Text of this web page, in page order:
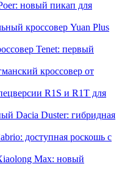
новый пикап для
кроссовер Yuan Plus
Tenet: первый
кроссовер от
R1S и R1T для
Dacia Duster: гибридная
доступная роскошь с
Max: новый